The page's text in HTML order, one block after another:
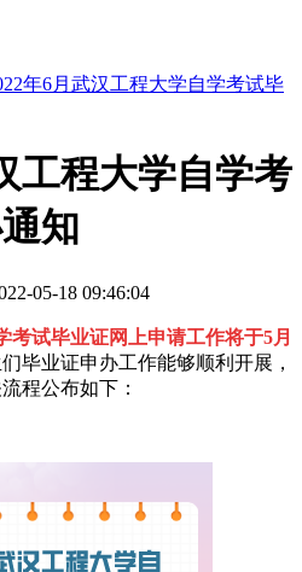
年6月武汉工程大学自学考试毕
工程大学自学考
知
05-18 09:46:04
考试毕业证网上申请工作将于5月
毕业证申办工作能够顺利开展，
程公布如下：